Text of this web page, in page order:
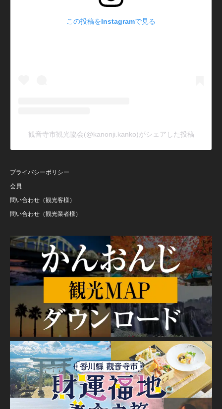
この投稿をInstagramで見る
観音寺市観光協会(@kanonji.kanko)がシェアした投稿
プライバシーポリシー
会員
問い合わせ（観光客様）
問い合わせ（観光業者様）